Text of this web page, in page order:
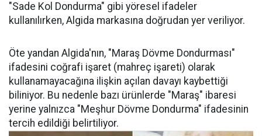
"Sade Kol Dondurma" gibi yöresel ifadeler
kullanılırken, Algida markasına doğrudan yer veriliyor.
Öte yandan Algida'nın, "Maraş Dövme Dondurması"
ifadesini coğrafi işaret (mahreç işareti) olarak
kullanamayacağına ilişkin açılan davayı kaybettiği
biliniyor. Bu nedenle bazı ürünlerde "Maraş" ibaresi
yerine yalnızca "Meşhur Dövme Dondurma" ifadesinin
tercih edildiği belirtiliyor.